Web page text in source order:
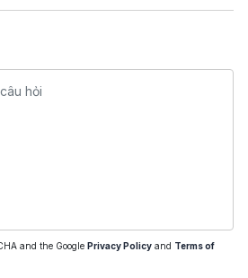
and the Google Privacy Policy and Terms of